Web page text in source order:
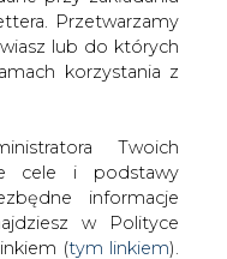
Przetwarzamy
lub do których
korzystania z
Twoich
cele i podstawy
informacje
w Polityce
(tym linkiem).
Ekspert: część
sposób na
Ukrainy
drukuj
skomentuj